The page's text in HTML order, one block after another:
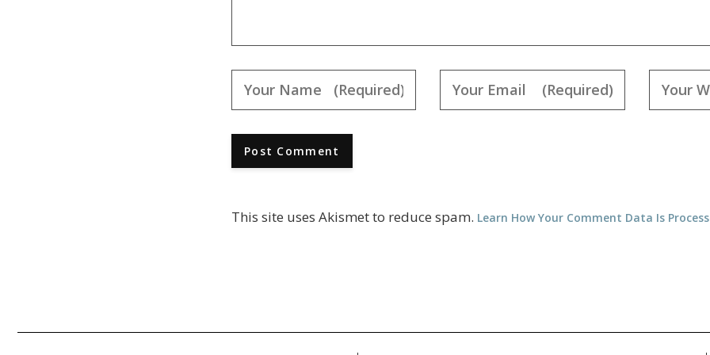
This site uses Akismet to reduce spam. Learn How Your Comment Data Is